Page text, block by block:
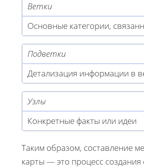
Ветки
Основные категории,
Подветки
Детализация информации в
Узлы
Конкретные факты или идеи
Таким образом, составление
карты — это процесс создания